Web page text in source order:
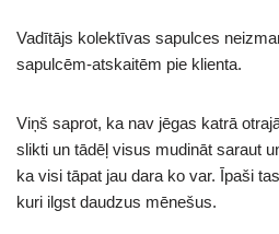
Vadītājs kolektīvas sapulces
sapulcēm-atskaitēm pie klienta.
Viņš saprot, ka nav jēgas katrā
slikti un tādēļ visus mudināt saraut
ka visi tāpat jau dara ko var. Īpaši
kuri ilgst daudzus mēnešus.